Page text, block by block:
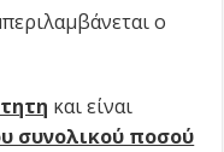
ο
και είναι
συνολικού ποσού